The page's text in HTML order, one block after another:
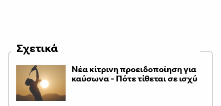
Σχετικά
Νέα κίτρινη προειδοποίηση για
καύσωνα - Πότε τίθεται σε ισχύ